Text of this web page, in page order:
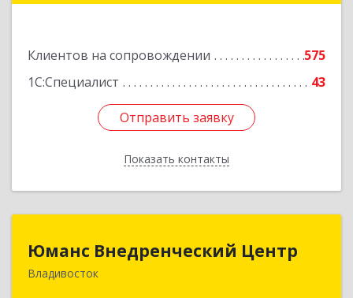
Клиентов на сопровождении
575
1С:Специалист
43
Отправить заявку
Показать контакты
Отправить заявку
Назад
Юманс Внедренческий Центр
Владивосток
Юманс Внедренческий Центр
690014, Приморский край, Владивосток г,